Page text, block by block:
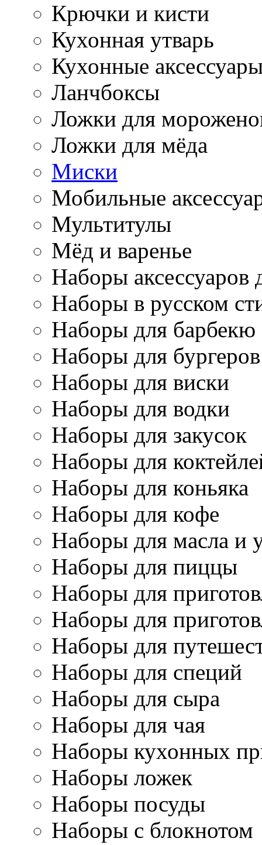
Крючки и кисти
Кухонная утварь
Кухонные
Ланчбоксы
Ложки для
Ложки для мёда
Миски
Мобильные
Мультитулы
Мёд и варенье
Наборы аксессуаров
Наборы в русском
Наборы для барбекю
Наборы для бургеров
Наборы для виски
Наборы для водки
Наборы для закусок
Наборы для
Наборы для коньяка
Наборы для кофе
Наборы для масла и
Наборы для пиццы
Наборы для
Наборы для
Наборы для
Наборы для специй
Наборы для сыра
Наборы для чая
Наборы кухонных
Наборы ложек
Наборы посуды
Наборы с блокнотом